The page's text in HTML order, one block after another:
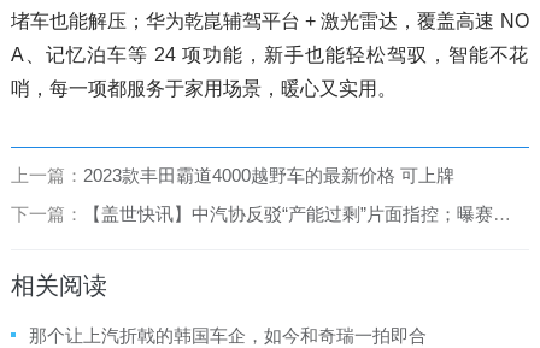
堵车也能解压；华为乾崑辅驾平台 + 激光雷达，覆盖高速 NO
A、记忆泊车等 24 项功能，新手也能轻松驾驭，智能不花
哨，每一项都服务于家用场景，暖心又实用。
上一篇：2023款丰田霸道4000越野车的最新价格 可上牌
下一篇：
【盖世快讯】中汽协反驳“产能过剩”片面指控；曝赛力斯将发布新品牌
相关阅读
那个让上汽折戟的韩国车企，如今和奇瑞一拍即合